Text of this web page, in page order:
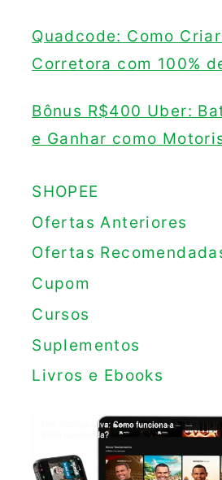
Quadcode: Como
Corretora com 100%
Bônus R$400 Uber:
e Ganhar como
SHOPEE
Ofertas Anteriores
Ofertas
Cupom
Cursos
Suplementos
Livros e Ebooks